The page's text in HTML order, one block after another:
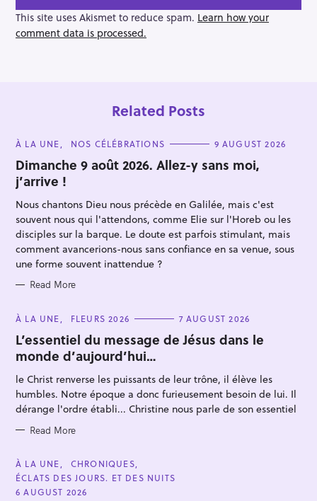
g
a
t
This site uses Akismet to reduce spam. Learn how your
comment data is processed.
Related Posts
C
T
E
G
O
R
I
E
S
À LA UNE NOS CÉLÉBRATIONS 9 AUGUST 2026
Dimanche 9 août 2026. Allez-y sans moi,
j’arrive !
Nous chantons Dieu nous précède en Galilée, mais c'est
souvent nous qui l'attendons, comme Elie sur l'Horeb ou les
disciples sur la barque. Le doute est parfois stimulant, mais
comment avancerions-nous sans confiance en sa venue, sous
une forme souvent inattendue ?
Read More
C
T
E
G
O
R
I
E
S
À LA UNE FLEURS 2026 7 AUGUST 2026
L’essentiel du message de Jésus dans le
monde d’aujourd’hui…
le Christ renverse les puissants de leur trône, il élève les
humbles. Notre époque a donc furieusement besoin de lui. Il
dérange l'ordre établi... Christine nous parle de son essentiel
Read More
C
A
T
E
À LA UNE
CHRONIQUES
ÉCLATS DES JOURS. ET DES NUITS
6 AUGUST 2026
e
a
r
h
f